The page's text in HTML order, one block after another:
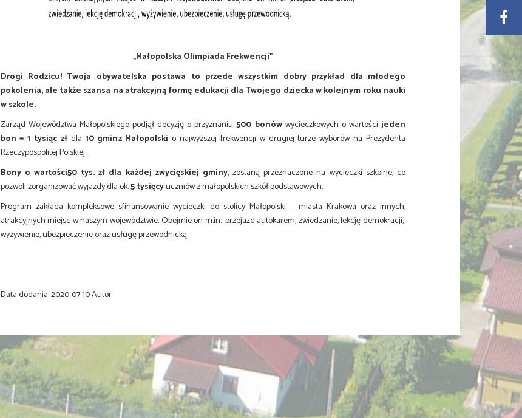
„Małopolska Olimpiada Frekwencji”
Drogi Rodzicu! Twoja obywatelska postawa to przede wszystkim dobry przykład dla młodego
pokolenia, ale także szansa na atrakcyjną formę edukacji dla Twojego dziecka w kolejnym roku nauki
w szkole.
Zarząd Województwa Małopolskiego podjął decyzję o przyznaniu500 bonówwycieczkowych o wartości jeden
bon = 1 tysiąc złdla 10 gminz Małopolski o najwyższej frekwencji w drugiej turze wyborów na Prezydenta
Rzeczypospolitej Polskiej.
Bony o wartości50 tys. zł dla każdej zwycięskiej gminy, zostaną przeznaczone na wycieczki szkolne, co
pozwoli zorganizować wyjazdy dla ok.5 tysięcyuczniów z małopolskich szkół podstawowych.
Program zakłada kompleksowe sfinansowanie wycieczki do stolicy Małopolski – miasta Krakowa oraz innych,
atrakcyjnych miejsc w naszym województwie. Obejmie on m.in.: przejazd autokarem, zwiedzanie, lekcję demokracji,
wyżywienie, ubezpieczenie oraz usługę przewodnicką.
Data dodania:2020-07-10Autor: